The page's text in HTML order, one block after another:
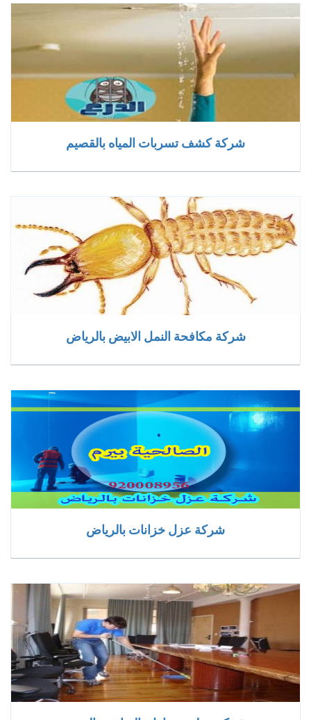
شركة كشف تسربات المياه بالقصيم
شركة مكافحة النمل الابيض بالرياض
شركة عزل خزانات بالرياض